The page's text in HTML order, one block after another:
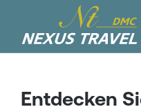
Entdecken